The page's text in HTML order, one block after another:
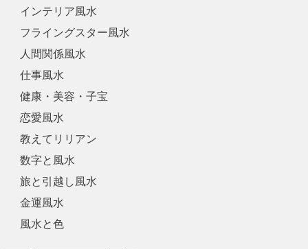
インテリア風水
フライングスター風水
人間関係風水
仕事風水
健康・美容・子宝
恋愛風水
教えてリリアン
数字と風水
旅と引越し風水
金運風水
風水と色